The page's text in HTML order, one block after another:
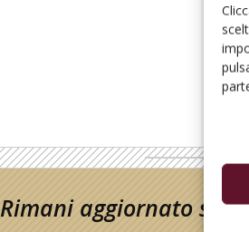
Rimani aggiornato sul